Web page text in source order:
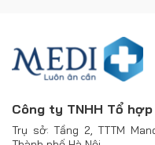
Công ty TNHH Tổ
Trụ sở: Tầng 2, TTTM